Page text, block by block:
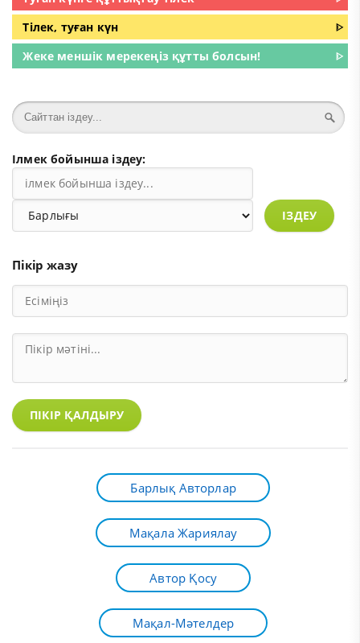
Тілек, туған күн
ᐈ
Жеке меншік мерекеңіз құтты болсын!
ᐈ
Ілмек бойынша іздеу:
ІЗДЕУ
Пікір жазу
ПІКІР ҚАЛДЫРУ
Барлық Авторлар
Мақала Жариялау
Автор Қосу
Мақал-Мәтелдер